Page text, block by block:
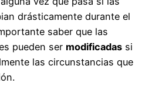
drásticamente durante el
saber que las
pueden ser modificadas si
las circunstancias que